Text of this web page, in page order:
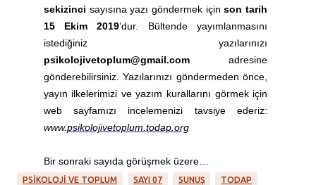
sekizinci sayısına yazı göndermek içinson tarih
15 Ekim 2019’dur. Bültende yayımlanmasını
istediğiniz yazılarınızı
psikolojivetoplum@gmail.comadresine
gönderebilirsiniz. Yazılarınızı göndermeden önce,
yayın ilkelerimizi ve yazım kurallarını görmek için
web sayfamızı incelemenizi tavsiye ederiz:
www.psikolojivetoplum.todap.org
Bir sonraki sayıda görüşmek üzere…
PSIKOLOJI VE TOPLUM SAYI 07 SUNUŞ TODAP